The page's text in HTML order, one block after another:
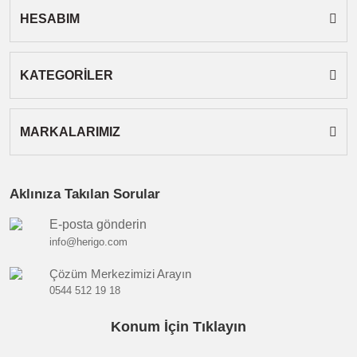
Gönder
HESABIM
KATEGORİLER
MARKALARIMIZ
Aklınıza Takılan Sorular
E-posta gönderin
info@herigo.com
Çözüm Merkezimizi Arayın
0544 512 19 18
Konum İçin Tıklayın